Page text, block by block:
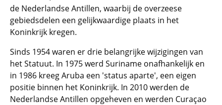
de Nederlandse Antillen, waarbij de overzeese
gebiedsdelen een gelijkwaardige plaats in het
Koninkrijk kregen.
Sinds 1954 waren er drie belangrijke wijzigingen van
het Statuut. In 1975 werd Suriname onafhankelijk en
in 1986 kreeg Aruba een 'status aparte', een eigen
positie binnen het Koninkrijk. In 2010 werden de
Nederlandse Antillen opgeheven en werden Curaçao